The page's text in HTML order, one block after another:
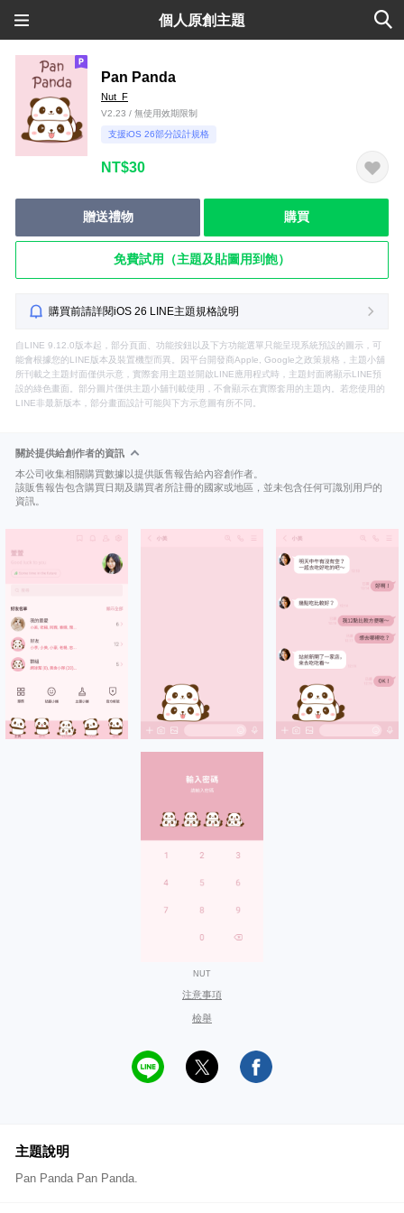
個人原創主題
Pan Panda
Nut_F
V2.23 / 無使用效期限制
支援iOS 26部分設計規格
NT$30
贈送禮物 購買
免費試用（主題及貼圖用到飽）
購買前請詳閱iOS 26 LINE主題規格說明
自LINE 9.12.0版本起，部分頁面、功能按鈕以及下方功能選單只能呈現系統預設的圖示，可
能會根據您的LINE版本及裝置機型而異。因平台開發商Apple, Google之政策規格，主題小舖
所刊載之主題封面僅供示意，實際套用主題並開啟LINE應用程式時，主題封面將顯示LINE預
設的綠色畫面。部分圖片僅供主題小舖刊載使用，不會顯示在實際套用的主題內。若您使用的
LINE非最新版本，部分畫面設計可能與下方示意圖有所不同。
關於提供給創作者的資訊
本公司收集相關購買數據以提供販售報告給內容創作者。
該販售報告包含購買日期及購買者所註冊的國家或地區，並未包含任何可識別用戶的
資訊。
NUT
注意事項
檢舉
主題說明
Pan Panda Pan Panda.